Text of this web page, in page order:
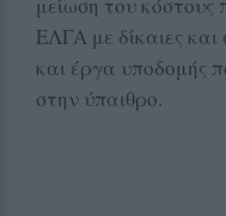
ΕΛΓΑ με δίκαιες
και έργα υποδομής
στην ύπαιθρο.